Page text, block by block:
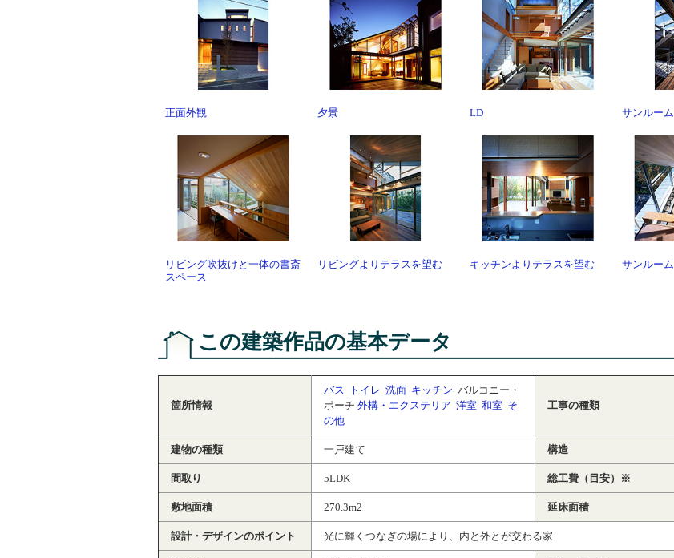
正面外観 夕景 LD サンルーム
リビング吹抜けと一体の書斎
スペース
リビングよりテラスを望む キッチンよりテラスを望む サンルーム
この建築作品の基本データ
箇所情報
バス トイレ 洗面 キッチン バルコニー・
ポーチ 外構・エクステリア 洋室 和室 そ
の他
工事の種類
建物の種類 一戸建て 構造
間取り 5LDK 総工費（目安）※
敷地面積 270.3m2 延床面積
設計・デザインのポイント 光に輝くつなぎの場により、内と外とが交わる家